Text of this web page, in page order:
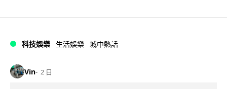
科技娛樂 生活娛樂 城中熱話
Vin 2 日